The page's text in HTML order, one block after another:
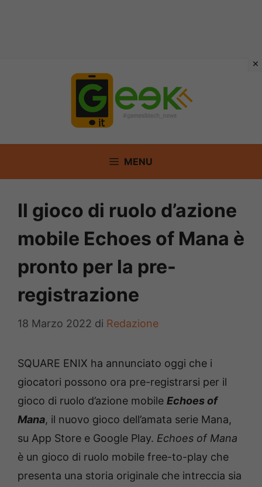
MENU
Il gioco di ruolo d’azione
mobile Echoes of Mana è
pronto per la pre-
registrazione
18 Marzo 2022 di Redazione
SQUARE ENIX ha annunciato oggi che i
giocatori possono ora pre-registrarsi per il
gioco di ruolo d’azione mobile Echoes of
Mana, il nuovo gioco dell’amata serie Mana,
su App Store e Google Play. Echoes of Mana
è un gioco di ruolo mobile free-to-play che
presenta una storia originale che intreccia sia